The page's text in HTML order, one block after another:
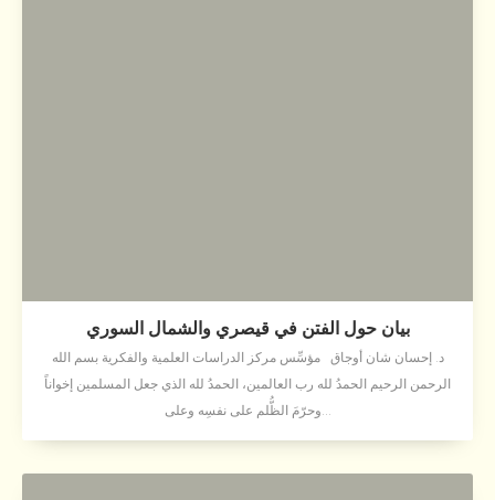
بيان حول الفتن في قيصري والشمال السوري
د. إحسان شان أوجاق مؤسِّس مركز الدراسات العلمية والفكرية بسم الله
الرحمن الرحيم الحمدُ لله رب العالمين، الحمدُ لله الذي جعل المسلمين إخواناً